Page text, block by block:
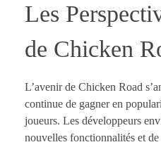
Les
de Chicken
L’avenir de Chicken Road
continue de gagner en
joueurs. Les développeurs
nouvelles fonctionnalités et